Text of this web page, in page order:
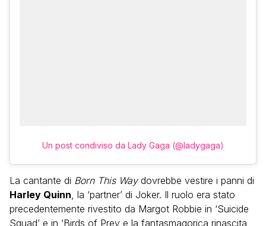
Un post condiviso da Lady Gaga (@ladygaga)
La cantante di Born This Waydovrebbe vestire i panni di
Harley Quinn, la ‘partner’ di Joker. Il ruolo era stato
precedentemente rivestito da Margot Robbie in ‘Suicide
Squad’ e in ‘Birds of Prey e la fantasmagorica rinascita